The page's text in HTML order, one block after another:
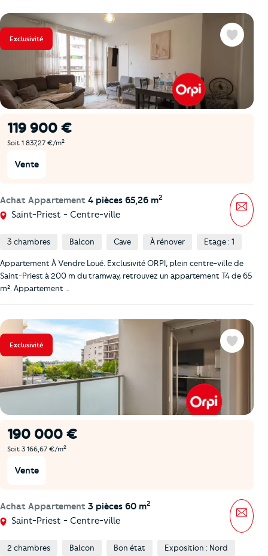
Exclusivité
119 900 €
Soit 1 837,27 €/m2
Vente
Achat Appartement 4 pièces 65,26 m2
Saint-Priest - Centre-ville
Favoris
3 chambres Balcon Cave À rénover Etage : 1
Appartement À Vendre Loué. Exclusivité ORPI, plein centre-ville de
Saint-Priest à 200 m du tramway, retrouvez un appartement T4 de 65
m². Appartement …
Exclusivité
190 000 €
Soit 3 166,67 €/m2
Vente
Achat Appartement 3 pièces 60 m2
Saint-Priest - Centre-ville
Favoris
2 chambres Balcon Bon état Exposition : Nord